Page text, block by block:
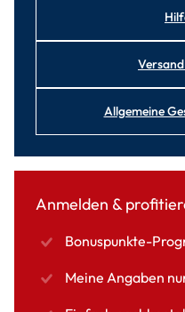
Allgemeine
Anmelden &
Bonuspunkte-
Meine Angaben